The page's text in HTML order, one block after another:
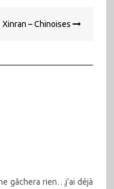
Xinran – Chinoises
gâchera rien…j’ai déjà